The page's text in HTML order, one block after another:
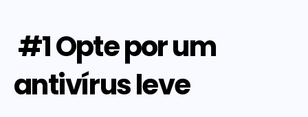
antivírus leve